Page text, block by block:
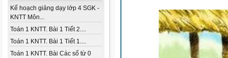
Kế hoạch giảng dạy lớp 4 SGK -
KNTT Môn...
Toán 1 KNTT. Bài 1 Tiết 2....
Toán 1 KNTT. Bài 1 Tiết 1....
Toán 1 KNTT. Bài Các số từ 0